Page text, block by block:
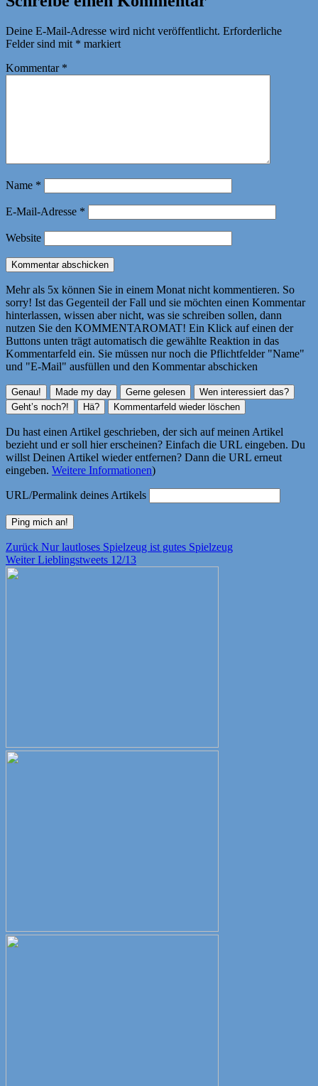
Deine E-Mail-Adresse wird nicht veröffentlicht. Erforderliche
Felder sind mit * markiert
Kommentar *
Name *
E-Mail-Adresse *
Website
Mehr als 5x können Sie in einem Monat nicht kommentieren. So
sorry! Ist das Gegenteil der Fall und sie möchten einen Kommentar
hinterlassen, wissen aber nicht, was sie schreiben sollen, dann
nutzen Sie den KOMMENTAROMAT! Ein Klick auf einen der
Buttons unten trägt automatisch die gewählte Reaktion in das
Kommentarfeld ein. Sie müssen nur noch die Pflichtfelder "Name"
und "E-Mail" ausfüllen und den Kommentar abschicken
Du hast einen Artikel geschrieben, der sich auf meinen Artikel
bezieht und er soll hier erscheinen? Einfach die URL eingeben. Du
willst Deinen Artikel wieder entfernen? Dann die URL erneut
eingeben. Weitere Informationen)
URL/Permalink deines Artikels
Beitragsnavigation
Zurück Vorheriger
Beitrag:
Nur lautloses Spielzeug ist gutes Spielzeug
Weiter Nächster
Lieblingstweets 12/13